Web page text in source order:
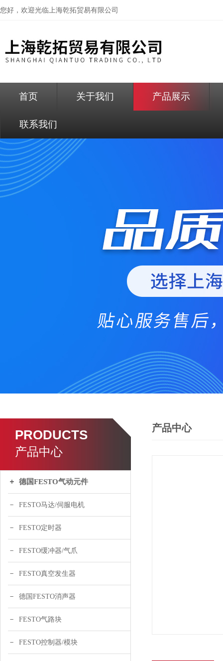
您好，欢迎光临上海乾拓贸易有限公司
首页 关于我们 产品展示
联系我们
PRODUCTS
产品中心
德国FESTO气动元件
FESTO马达/伺服电机
FESTO定时器
FESTO缓冲器/气爪
FESTO真空发生器
德国FESTO消声器
FESTO气路块
FESTO控制器/模块
产品中心